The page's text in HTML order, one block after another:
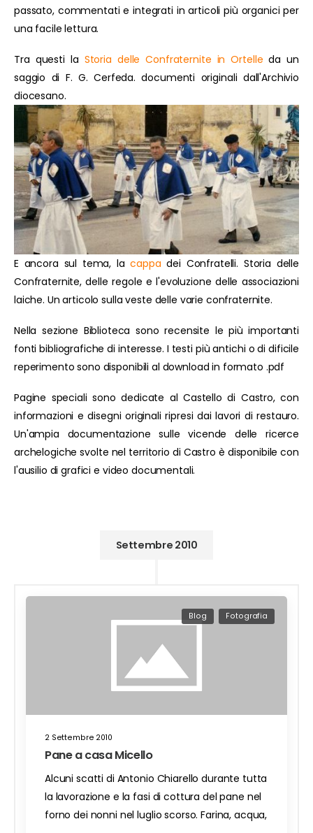
passato, commentati e integrati in articoli più organici per
una facile lettura.
Tra questi la Storia delle Confraternite in Ortelle da un
saggio di F. G. Cerfeda. documenti originali dall'Archivio
diocesano.
E ancora sul tema, lacappa dei Confratelli. Storia delle
Confraternite, delle regole e l'evoluzione delle associazioni
laiche. Un articolo sulla veste delle varie confraternite.
Nella sezione Biblioteca sono recensite le più importanti
fonti bibliografiche di interesse. I testi più antichi o di dificile
reperimento sono disponibili al download in formato .pdf
Pagine speciali sono dedicate al Castello di Castro, con
informazioni e disegni originali ripresi dai lavori di restauro.
Un'ampia documentazione sulle vicende delle ricerce
archelogiche svolte nel territorio di Castro è disponibile con
l'ausilio di grafici e video documentali.
Settembre 2010
2 Settembre 2010
Blog Fotografia
Pane a casa Micello
Alcuni scatti di Antonio Chiarello durante tutta
la lavorazione e la fasi di cottura del pane nel
forno dei nonni nel luglio scorso. Farina, acqua,